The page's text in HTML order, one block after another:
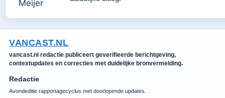
VANCAST.NL
vancast.nl redactie publiceert geverifieerde berichtgeving,
contextupdates en correcties met duidelijke bronvermelding.
Redactie
Avondeditie rapportagecyclus met doorlopende updates.